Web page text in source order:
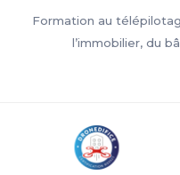
Formation au
l’immobilier, du